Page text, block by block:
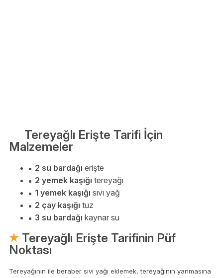
Tereyağlı Erişte Tarifi İçin
Malzemeler
2 su bardağı erişte
2 yemek kaşığı tereyağı
1 yemek kaşığı sıvı yağ
2 çay kaşığı tuz
3 su bardağı kaynar su
Tereyağlı Erişte Tarifinin Püf
Noktası
Tereyağının ile beraber sıvı yağı eklemek, tereyağının yanmasına